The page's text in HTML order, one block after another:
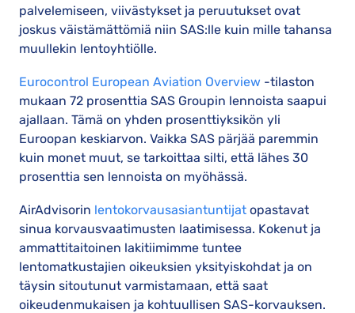
palvelemiseen, viivästykset ja peruutukset ovat
joskus väistämättömiä niin SAS:lle kuin mille tahansa
muullekin lentoyhtiölle.
Eurocontrol European Aviation Overview -tilaston
mukaan 72 prosenttia SAS Groupin lennoista saapui
ajallaan. Tämä on yhden prosenttiyksikön yli
Euroopan keskiarvon. Vaikka SAS pärjää paremmin
kuin monet muut, se tarkoittaa silti, että lähes 30
prosenttia sen lennoista on myöhässä.
AirAdvisorin lentokorvausasiantuntijat opastavat
sinua korvausvaatimusten laatimisessa. Kokenut ja
ammattitaitoinen lakitiimimme tuntee
lentomatkustajien oikeuksien yksityiskohdat ja on
täysin sitoutunut varmistamaan, että saat
oikeudenmukaisen ja kohtuullisen SAS-korvauksen.